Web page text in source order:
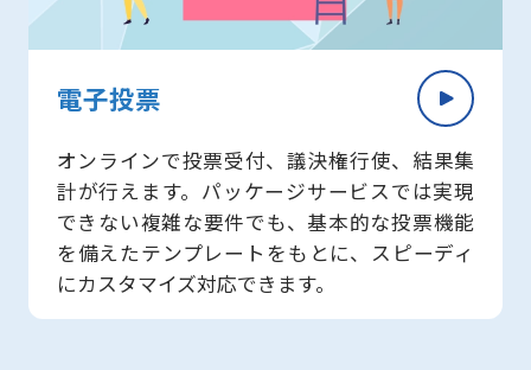
電子投票
オンラインで投票受付、議決権行使、結果集
計が行えます。パッケージサービスでは実現
できない複雑な要件でも、基本的な投票機能
を備えたテンプレートをもとに、スピーディ
にカスタマイズ対応できます。